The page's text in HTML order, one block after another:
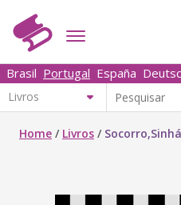
Brasil Portugal España
Home / Livros / Socorro,Sinhá